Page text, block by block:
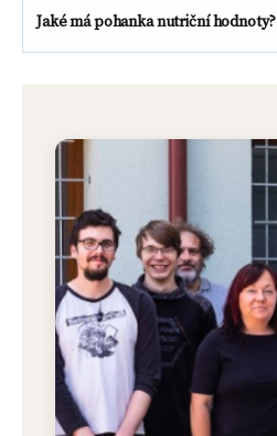
Jaké má pohanka nutriční hodnoty?